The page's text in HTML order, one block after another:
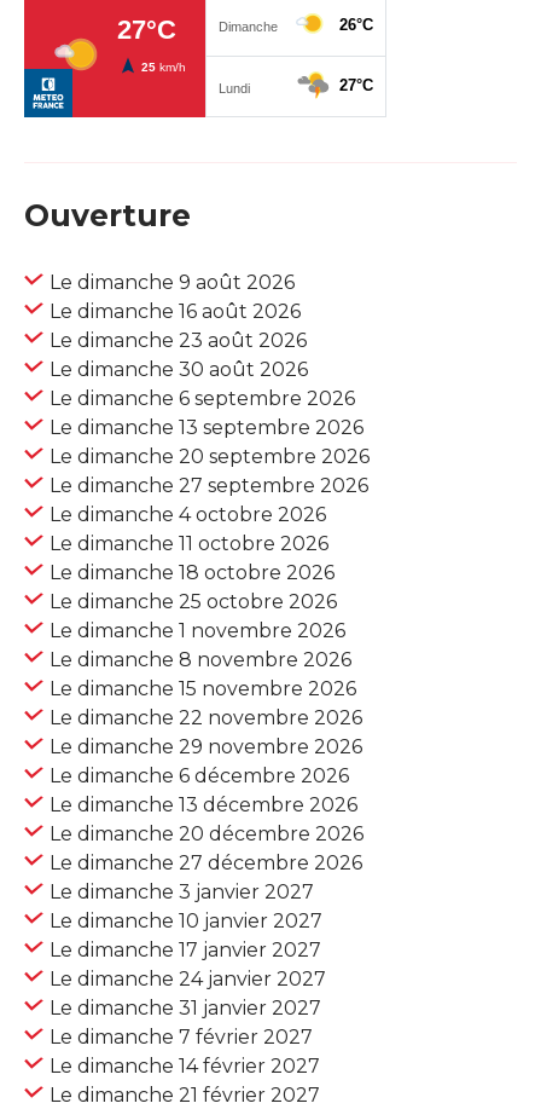
Ouverture
Le dimanche 9 août 2026
Le dimanche 16 août 2026
Le dimanche 23 août 2026
Le dimanche 30 août 2026
Le dimanche 6 septembre 2026
Le dimanche 13 septembre 2026
Le dimanche 20 septembre 2026
Le dimanche 27 septembre 2026
Le dimanche 4 octobre 2026
Le dimanche 11 octobre 2026
Le dimanche 18 octobre 2026
Le dimanche 25 octobre 2026
Le dimanche 1 novembre 2026
Le dimanche 8 novembre 2026
Le dimanche 15 novembre 2026
Le dimanche 22 novembre 2026
Le dimanche 29 novembre 2026
Le dimanche 6 décembre 2026
Le dimanche 13 décembre 2026
Le dimanche 20 décembre 2026
Le dimanche 27 décembre 2026
Le dimanche 3 janvier 2027
Le dimanche 10 janvier 2027
Le dimanche 17 janvier 2027
Le dimanche 24 janvier 2027
Le dimanche 31 janvier 2027
Le dimanche 7 février 2027
Le dimanche 14 février 2027
Le dimanche 21 février 2027